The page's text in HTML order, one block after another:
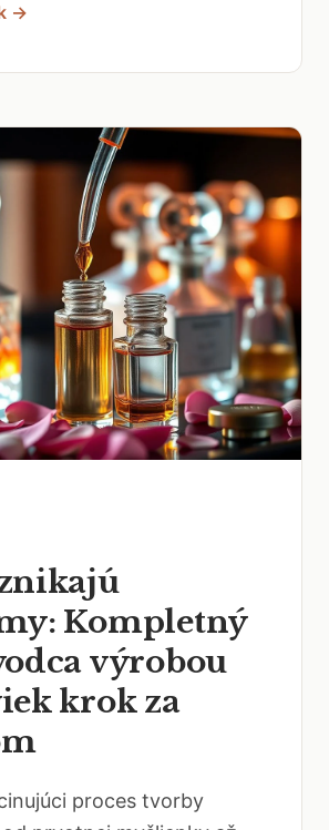
→
Kompletný
výrobou
krok za
proces tvorby